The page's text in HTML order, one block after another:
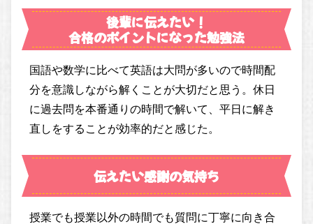
後輩に伝えたい！
合格のポイントになった勉強法
国語や数学に比べて英語は大問が多いので時間配
分を意識しながら解くことが大切だと思う。休日
に過去問を本番通りの時間で解いて、平日に解き
直しをすることが効率的だと感じた。
伝えたい感謝の気持ち
授業でも授業以外の時間でも質問に丁寧に向き合